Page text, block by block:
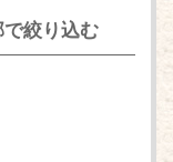
絞り込む